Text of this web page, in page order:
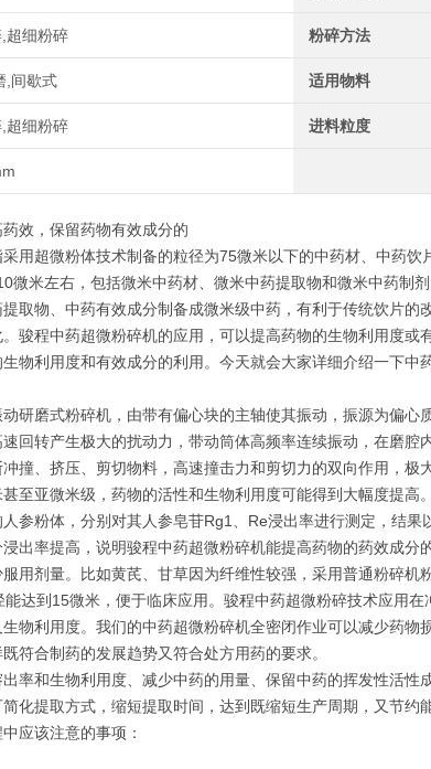
超细粉碎 粉碎方法
,间歇式 适用物料
超细粉碎 进料粒度
效，保留药物有效成分的
用超微粉体技术制备的粒径为75微米以下的中药材、中药
微米左右，包括微米中药材、微米中药提取物和微米中药制
取物、中药有效成分制备成微米级中药，有利于传统饮片的
骏程中药超微粉碎机的应用，可以提高药物的生物利用度
物利用度和有效成分的利用。今天就会大家详细介绍一下
研磨式粉碎机，由带有偏心块的主轴使其振动，振源为偏
回转产生极大的扰动力，带动筒体高频率连续振动，在磨腔
撞、挤压、剪切物料，高速撞击力和剪切力的双向作用，
至亚微米级，药物的活性和生物利用度可能得到大幅度提高
参粉体，分别对其人参皂苷Rg1、Re浸出率进行测定，结
出率提高，说明骏程中药超微粉碎机能提高药物的药效成分
用剂量。比如黄芪、甘草因为纤维性较强，采用普通粉碎
达到15微米，便于临床应用。骏程中药超微粉碎技术应用
物利用度。我们的中药超微粉碎机全密闭作业可以减少药物
符合制药的发展趋势又符合处方用药的要求。
率和生物利用度、减少中药的用量、保留中药的挥发性活
化提取方式，缩短提取时间，达到既缩短生产周期，又节约
应该注意的事项：